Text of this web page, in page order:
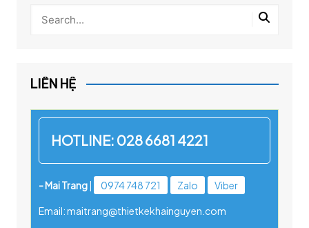
LIÊN HỆ
HOTLINE: 028 6681 4221
- Mai Trang| 0974 748 721 Zalo Viber
Email: maitrang@thietkekhainguyen.com